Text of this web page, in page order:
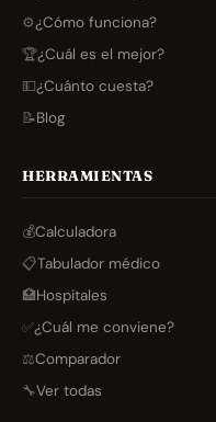
⚙️¿Cómo funciona?
🏆¿Cuál es el mejor?
💵¿Cuánto cuesta?
📝Blog
HERRAMIENTAS
💰Calculadora
📋Tabulador médico
🏥Hospitales
✅¿Cuál me conviene?
⚖️Comparador
🔧Ver todas